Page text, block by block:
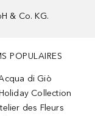
& Co. KG.
POPULAIRES
di Giò
Collection
des Fleurs